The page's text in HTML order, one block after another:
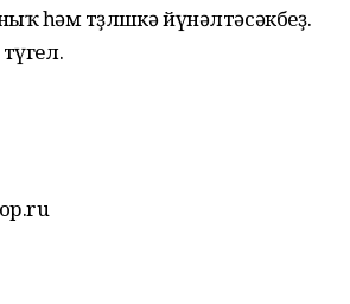
һәм төҙөлөшкә йүнәлтәсәкбеҙ.